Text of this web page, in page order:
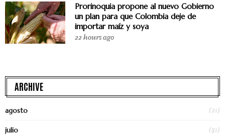
Prorinoquia propone al nuevo Gobierno
un plan para que Colombia deje de
importar maíz y soya
22 hours ago
ARCHIVE
agosto (21)
julio (81)